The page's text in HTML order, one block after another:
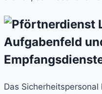
Aufgabenfeld
Das